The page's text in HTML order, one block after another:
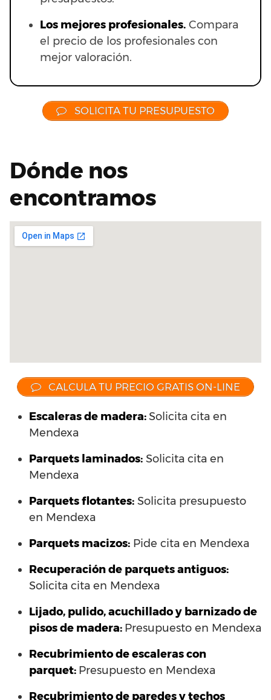
Los mejores profesionales. Compara
el precio de los profesionales con
mejor valoración.
SOLICITA TU PRESUPUESTO
Dónde nos
encontramos
CALCULA TU PRECIO GRATIS ON-LINE
Escaleras de madera:Solicita cita en
Mendexa
Parquets laminados: Solicita cita en
Mendexa
Parquets flotantes: Solicita presupuesto
en Mendexa
Parquets macizos: Pide cita en Mendexa
Recuperación de parquets antiguos:
Solicita cita en Mendexa
Lijado, pulido, acuchillado y barnizado de
pisos de madera: Presupuesto en Mendexa
Recubrimiento de escaleras con
parquet: Presupuesto en Mendexa
Recubrimiento de paredes y techos